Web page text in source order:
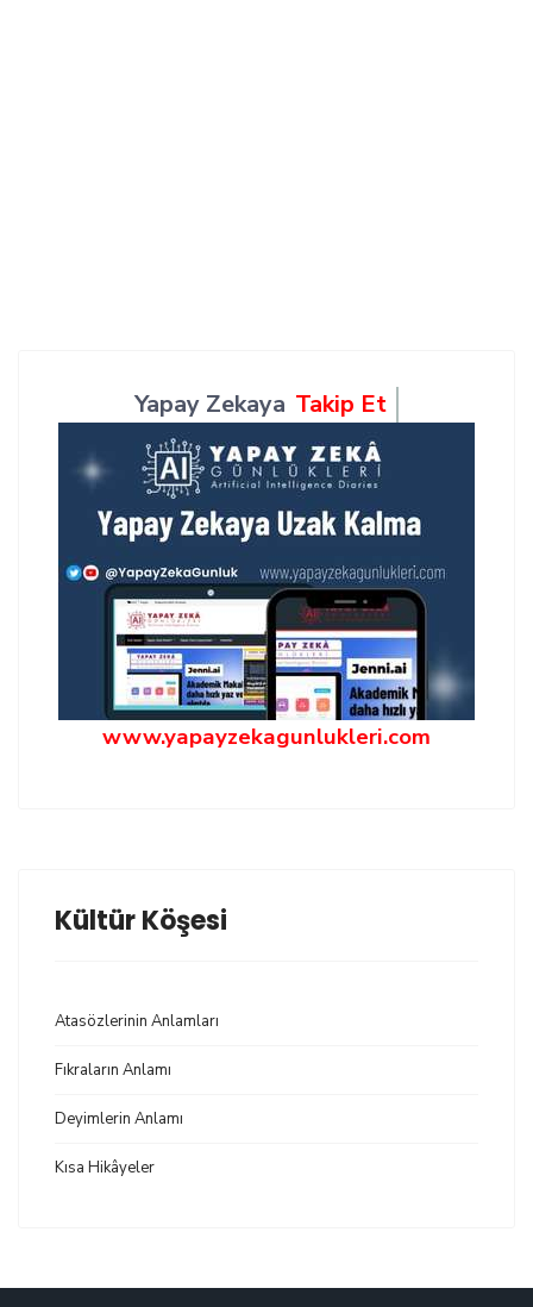
Yapay Zekaya Takip Et
www.yapayzekagunlukleri.com
Kültür Köşesi
Atasözlerinin Anlamları
Fıkraların Anlamı
Deyimlerin Anlamı
Kısa Hikâyeler